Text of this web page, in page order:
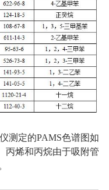
测定的PAMS色谱图如
丙烯和丙烷由于吸附管